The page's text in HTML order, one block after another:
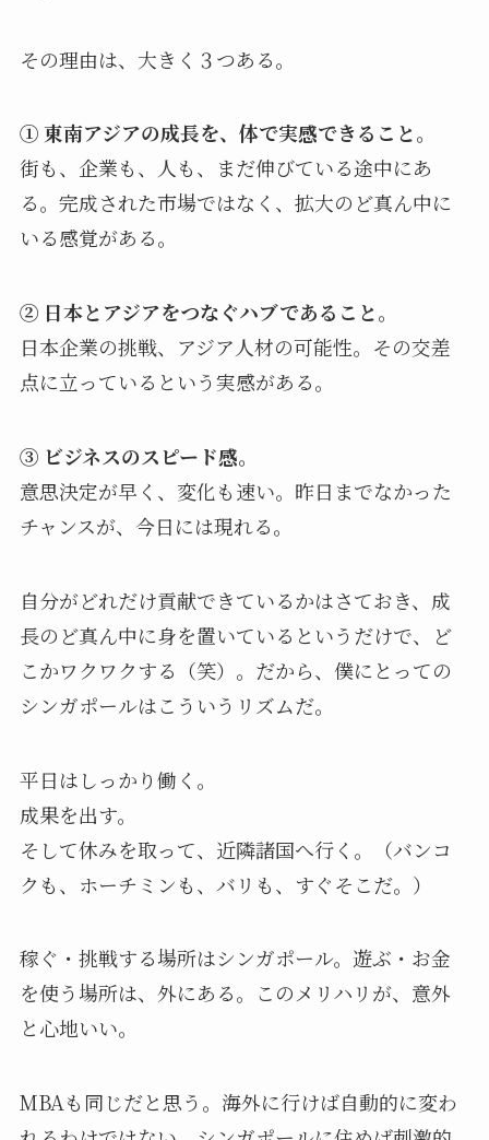
その理由は、大きく３つある。
① 東南アジアの成長を、体で実感できること。
街も、企業も、人も、まだ伸びている途中にあ
る。完成された市場ではなく、拡大のど真ん中に
いる感覚がある。
② 日本とアジアをつなぐハブであること。
日本企業の挑戦、アジア人材の可能性。その交差
点に立っているという実感がある。
③ ビジネスのスピード感。
意思決定が早く、変化も速い。昨日までなかった
チャンスが、今日には現れる。
自分がどれだけ貢献できているかはさておき、成
長のど真ん中に身を置いているというだけで、ど
こかワクワクする（笑）。だから、僕にとっての
シンガポールはこういうリズムだ。
平日はしっかり働く。
成果を出す。
そして休みを取って、近隣諸国へ行く。（バンコ
クも、ホーチミンも、バリも、すぐそこだ。）
稼ぐ・挑戦する場所はシンガポール。遊ぶ・お金
を使う場所は、外にある。このメリハリが、意外
と心地いい。
MBAも同じだと思う。海外に行けば自動的に変わ